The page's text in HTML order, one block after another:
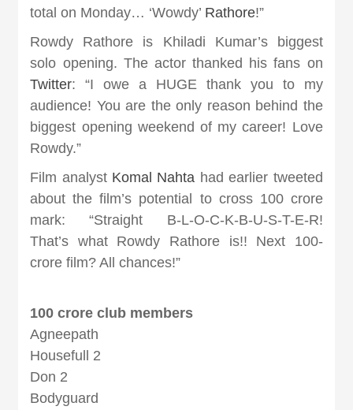
total on Monday… ‘Wowdy’ Rathore!”
Rowdy Rathore is Khiladi Kumar’s biggest
solo opening. The actor thanked his fans on
Twitter: “I owe a HUGE thank you to my
audience! You are the only reason behind the
biggest opening weekend of my career! Love
Rowdy.”
Film analyst Komal Nahta had earlier tweeted
about the film’s potential to cross 100 crore
mark: “Straight B-L-O-C-K-B-U-S-T-E-R!
That’s what Rowdy Rathore is!! Next 100-
crore film? All chances!”
100 crore club members
Agneepath
Housefull 2
Don 2
Bodyguard